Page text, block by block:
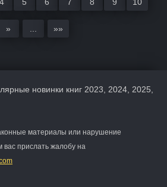
» »»
новинки книг 2023, 2024, 2025,
материалы или нарушение
вас прислать жалобу на